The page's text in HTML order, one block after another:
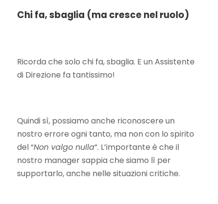
Chi fa, sbaglia (ma cresce nel ruolo)
Ricorda che solo chi fa, sbaglia. E un Assistente
di Direzione fa tantissimo!
Quindi sì, possiamo anche riconoscere un
nostro errore ogni tanto, ma non con lo spirito
del “Non valgo nulla”. L’importante è che il
nostro manager sappia che siamo lì per
supportarlo, anche nelle situazioni critiche.